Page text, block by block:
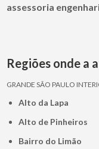
assessoria
Regiões onde a
GRANDE SÃO PAULO
Alto da Lapa
Alto de Pinheiros
Bairro do Limão